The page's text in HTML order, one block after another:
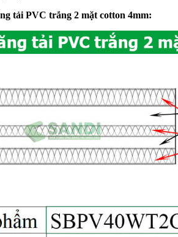
tải PVC trắng 2 mặt cotton 4mm: